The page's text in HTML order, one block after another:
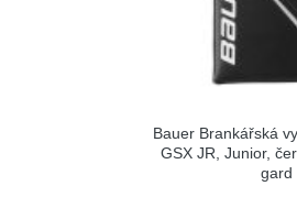
Bauer Brankářská
GSX JR, Junior,
gard